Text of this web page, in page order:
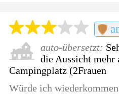
auto-übersetzt:
die Aussicht mehr
Campingplatz (2Frauen
Würde ich